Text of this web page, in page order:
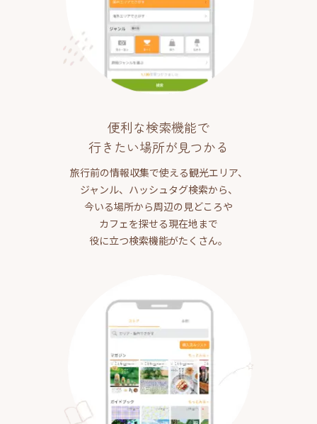
便利な検索機能で
行きたい場所が見つかる
旅行前の情報収集で使える観光エリア、
ジャンル、ハッシュタグ検索から、
今いる場所から周辺の見どころや
カフェを探せる現在地まで
役に立つ検索機能がたくさん。